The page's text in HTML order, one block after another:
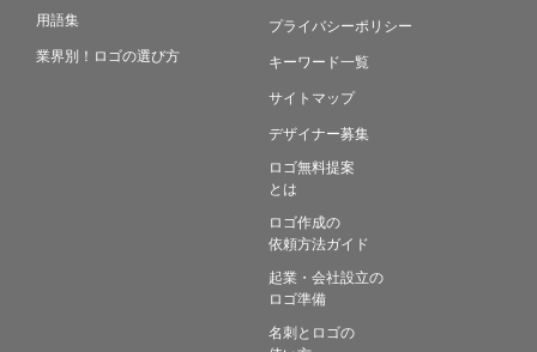
用語集
業界別！ロゴの選び方
プライバシーポリシー
キーワード一覧
サイトマップ
デザイナー募集
ロゴ無料提案
とは
ロゴ作成の
依頼方法ガイド
起業・会社設立の
ロゴ準備
名刺とロゴの